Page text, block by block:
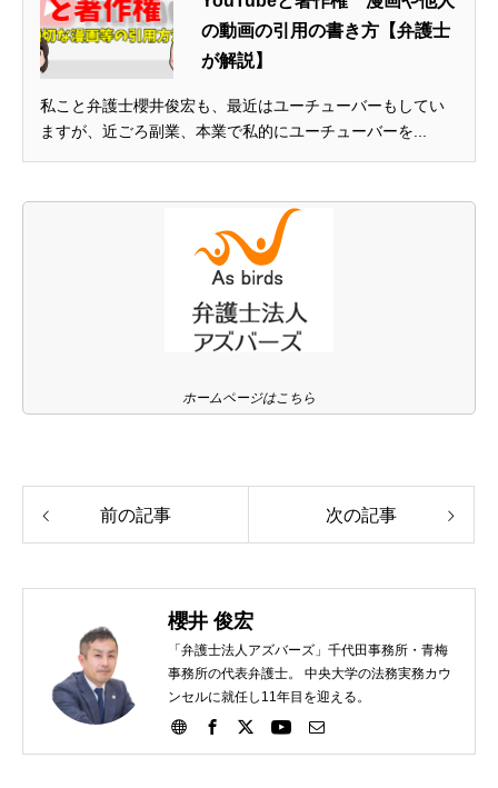
の動画の引用の書き方【弁護士
が解説】
私こと弁護士櫻井俊宏も、最近はユーチューバーもしてい
ますが、近ごろ副業、本業で私的にユーチューバーを...
ホームページはこちら
前の記事 次の記事
櫻井 俊宏
「弁護士法人アズバーズ」千代田事務所・青梅
事務所の代表弁護士。 中央大学の法務実務カウ
ンセルに就任し11年目を迎える。